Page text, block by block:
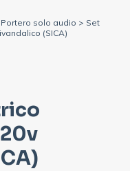
Portero solo audio > Set
(SICA)